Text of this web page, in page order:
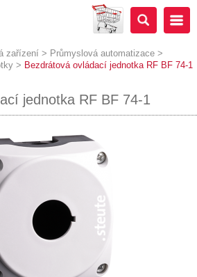
zařízení > Průmyslová automatizace >
> Bezdrátová ovládací jednotka RF BF 74-1
jednotka RF BF 74-1